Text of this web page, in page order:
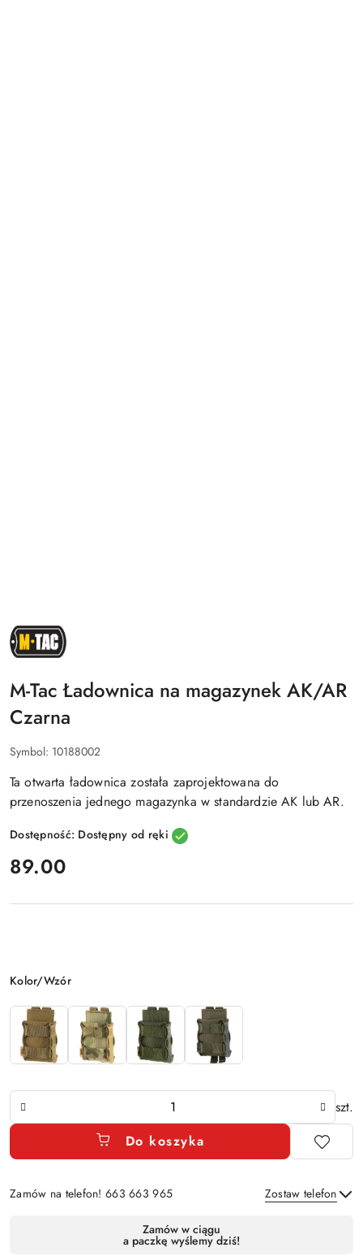
NAZWA
PRODUCENTA:
M-
M-Tac Ładownica na magazynek AK/AR
Czarna
Symbol: 10188002
Ta otwarta ładownica została zaprojektowana do
przenoszenia jednego magazynka w standardzie AK lub AR.
Dostępność: Dostępny od ręki
cena:
89.00
Wariant
Kolor/Wzór
Ilość
szt.
Do koszyka
Zamów na telefon! 663 663 965 Zostaw telefon
Zamów w ciągu
a paczkę wyślemy dziś!